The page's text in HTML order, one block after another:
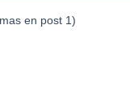
en post 1)